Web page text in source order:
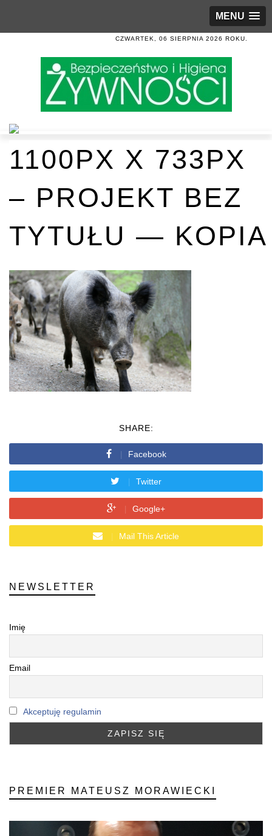
MENU
CZWARTEK, 06 SIERPNIA 2026 ROKU.
1100PX X 733PX
– PROJEKT BEZ
TYTUŁU — KOPIA
SHARE:
Facebook
Twitter
Google+
Mail This Article
NEWSLETTER
Imię
Email
Akceptuję regulamin
PREMIER MATEUSZ MORAWIECKI